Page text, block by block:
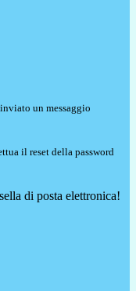
un messaggio
il reset della password
di posta elettronica!